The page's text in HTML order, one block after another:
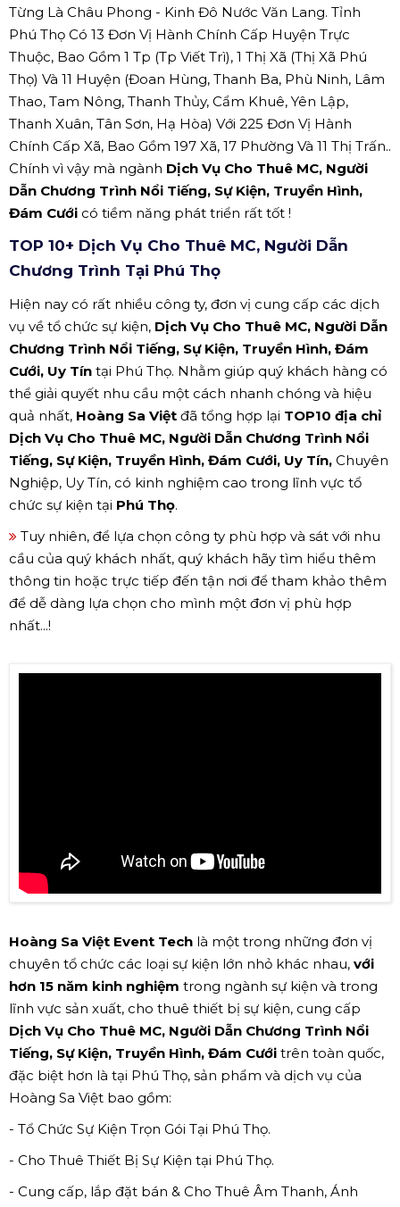
Từng Là Châu Phong - Kinh Đô Nước Văn Lang. Tỉnh
Phú Thọ Có 13 Đơn Vị Hành Chính Cấp Huyện Trực
Thuộc, Bao Gồm 1 Tp (Tp Viết Trì), 1 Thị Xã (Thị Xã Phú
Thọ) Và 11 Huyện (Đoan Hùng, Thanh Ba, Phù Ninh, Lâm
Thao, Tam Nông, Thanh Thủy, Cẩm Khuê, Yên Lập,
Thanh Xuân, Tân Sơn, Hạ Hòa) Với 225 Đơn Vị Hành
Chính Cấp Xã, Bao Gồm 197 Xã, 17 Phường Và 11 Thị Trấn..
Chính vì vậy mà ngành Dịch Vụ Cho Thuê MC, Người
Dẫn Chương Trình Nổi Tiếng, Sự Kiện, Truyền Hình,
Đám Cưới có tiềm năng phát triển rất tốt !
TOP 10+ Dịch Vụ Cho Thuê MC, Người Dẫn
Chương Trình Tại Phú Thọ
Hiện nay có rất nhiều công ty, đơn vị cung cấp các dịch
vụ về tổ chức sự kiện, Dịch Vụ Cho Thuê MC, Người Dẫn
Chương Trình Nổi Tiếng, Sự Kiện, Truyền Hình, Đám
Cưới, Uy Tín tại Phú Thọ. Nhằm giúp quý khách hàng có
thể giải quyết nhu cầu một cách nhanh chóng và hiệu
quả nhất, Hoàng Sa Việt đã tổng hợp lại TOP10 địa chỉ
Dịch Vụ Cho Thuê MC, Người Dẫn Chương Trình Nổi
Tiếng, Sự Kiện, Truyền Hình, Đám Cưới, Uy Tín, Chuyên
Nghiệp, Uy Tín, có kinh nghiệm cao trong lĩnh vực tổ
chức sự kiện tại Phú Thọ.
Tuy nhiên, để lựa chọn công ty phù hợp và sát với nhu
cầu của quý khách nhất, quý khách hãy tìm hiểu thêm
thông tin hoặc trực tiếp đến tận nơi để tham khảo thêm
để dễ dàng lựa chọn cho mình một đơn vị phù hợp
nhất...!
Hoàng Sa Việt Event Tech là một trong những đơn vị
chuyên tổ chức các loại sự kiện lớn nhỏ khác nhau, với
hơn 15 năm kinh nghiệm trong ngành sự kiện và trong
lĩnh vực sản xuất, cho thuê thiết bị sự kiện, cung cấp
Dịch Vụ Cho Thuê MC, Người Dẫn Chương Trình Nổi
Tiếng, Sự Kiện, Truyền Hình, Đám Cưới trên toàn quốc,
đặc biệt hơn là tại Phú Thọ, sản phẩm và dịch vụ của
Hoàng Sa Việt bao gồm:
- Tổ Chức Sự Kiện Trọn Gói Tại Phú Thọ.
- Cho Thuê Thiết Bị Sự Kiện tại Phú Thọ.
- Cung cấp, lắp đặt bán & Cho Thuê Âm Thanh, Ánh